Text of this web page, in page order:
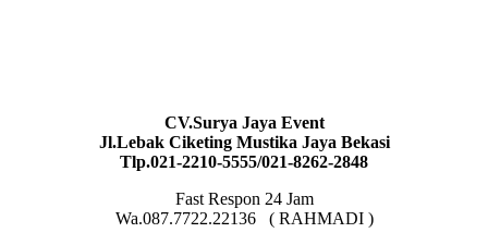
CV.Surya Jaya Event
Jl.Lebak Ciketing Mustika Jaya Bekasi
Tlp.021-2210-5555/021-8262-2848
Fast Respon 24 Jam
Wa.087.7722.22136 ( RAHMADI )